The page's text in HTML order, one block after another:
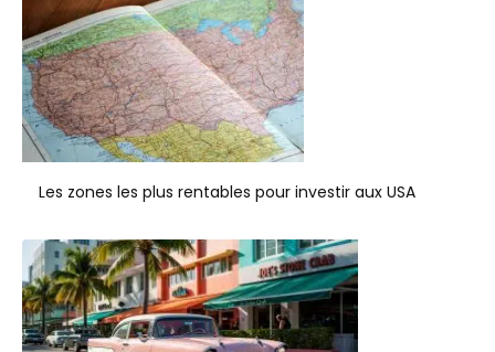
Les zones les plus rentables pour investir aux USA